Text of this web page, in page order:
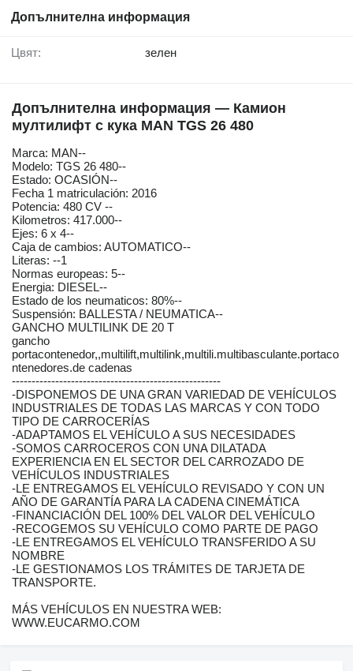
Допълнителна информация
Цвят: зелен
Допълнителна информация — Камион
мултилифт с кука MAN TGS 26 480
Marca: MAN--
Modelo: TGS 26 480--
Estado: OCASIÓN--
Fecha 1 matriculación: 2016
Potencia: 480 CV --
Kilometros: 417.000--
Ejes: 6 x 4--
Caja de cambios: AUTOMATICO--
Literas: --1
Normas europeas: 5--
Energia: DIESEL--
Estado de los neumaticos: 80%--
Suspensión: BALLESTA / NEUMATICA--
GANCHO MULTILINK DE 20 T
gancho
portacontenedor,,multilift,multilink,multili.multibasculante.portaco
ntenedores.de cadenas
-----------------------------------------------------
-DISPONEMOS DE UNA GRAN VARIEDAD DE VEHÍCULOS
INDUSTRIALES DE TODAS LAS MARCAS Y CON TODO
TIPO DE CARROCERÍAS
-ADAPTAMOS EL VEHÍCULO A SUS NECESIDADES
-SOMOS CARROCEROS CON UNA DILATADA
EXPERIENCIA EN EL SECTOR DEL CARROZADO DE
VEHÍCULOS INDUSTRIALES
-LE ENTREGAMOS EL VEHÍCULO REVISADO Y CON UN
AÑO DE GARANTÍA PARA LA CADENA CINEMÁTICA
-FINANCIACIÓN DEL 100% DEL VALOR DEL VEHÍCULO
-RECOGEMOS SU VEHÍCULO COMO PARTE DE PAGO
-LE ENTREGAMOS EL VEHÍCULO TRANSFERIDO A SU
NOMBRE
-LE GESTIONAMOS LOS TRÁMITES DE TARJETA DE
TRANSPORTE.
MÁS VEHÍCULOS EN NUESTRA WEB:
WWW.EUCARMO.COM